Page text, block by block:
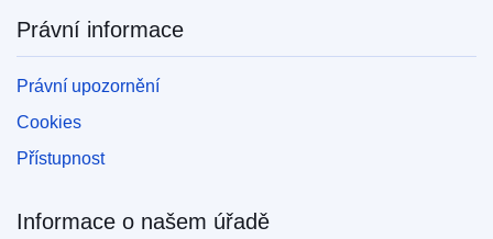
Právní informace
Právní upozornění
Cookies
Přístupnost
Informace o našem úřadě